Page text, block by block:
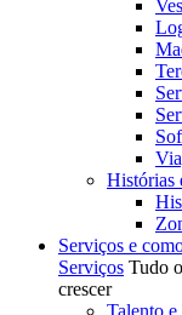
Histórias
Serviços e
Serviços Tudo
crescer
Talento